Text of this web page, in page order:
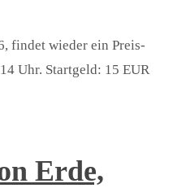
findet wieder ein Preis-
Uhr. Startgeld: 15 EUR
Erde,